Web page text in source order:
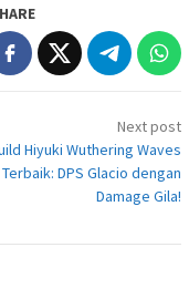
Next post
Hiyuki Wuthering Waves
Terbaik: DPS Glacio dengan
Damage Gila!